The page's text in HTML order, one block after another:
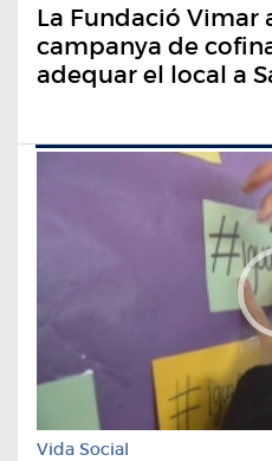
La Fundació Vimar
campanya de
adequar el local a
Vida Social